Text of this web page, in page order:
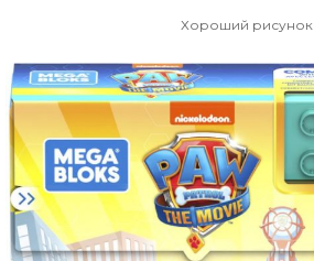
Хороший рисунок